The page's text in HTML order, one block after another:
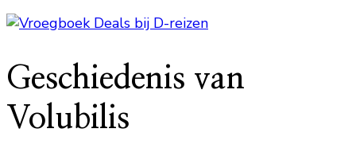
Geschiedenis van
Volubilis